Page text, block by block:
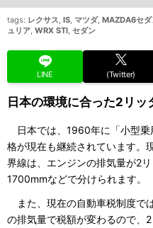
tags: レクサス, IS, マツダ, MAZDA6セダ
ュリア, WRX STI, セダン
LINE (Twitter)
日本の環境に合った2リ
日本では、1960年に「小型乗
格が現在も継続されています。
界線は、エンジンの排気量が2
1700mmなどで分けられます。
また、現在の自動車税制度で
の排気量で税額が変わるので、